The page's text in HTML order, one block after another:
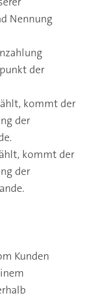
Nennung
der
kommt der
der
kommt der
der
Kunden